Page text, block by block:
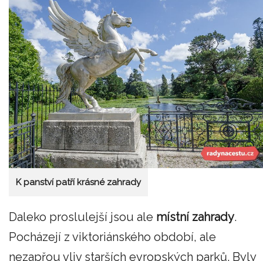
K panství patří krásné zahrady
Daleko proslulejší jsou ale místní zahrady.
Pocházejí z viktoriánského období, ale
nezapřou vliv starších evropských parků. Byly